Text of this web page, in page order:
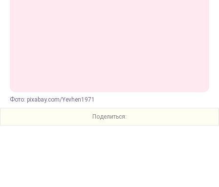
Фото: pixabay.com/Yevhen1971
Поделиться: